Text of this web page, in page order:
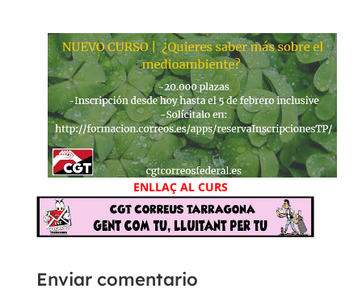
ENLLAÇ AL CURS
Enviar comentario